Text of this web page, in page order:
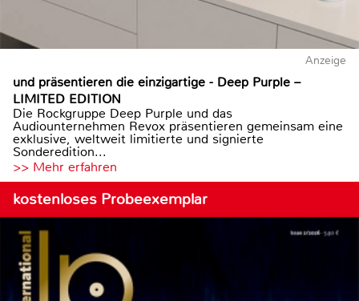
Anzeige
und präsentieren die einzigartige - Deep Purple –
LIMITED EDITION
Die Rockgruppe Deep Purple und das
Audiounternehmen Revox präsentieren gemeinsam eine
exklusive, weltweit limitierte und signierte
Sonderedition...
>> Mehr erfahren
kostenloses Probeexemplar